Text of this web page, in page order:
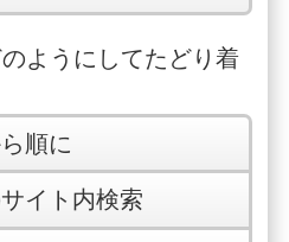
ようにしてたどり着
順に
イト内検索